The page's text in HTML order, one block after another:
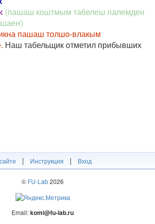
(пашаш коштмым табелеш палемден
пашаш толшо-влакым
Наш табельщик отметил прибывших
| Инструкция | Вход
© FU-Lab2026
Email:komi@fu-lab.ru